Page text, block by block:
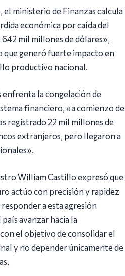
el ministerio de Finanzas calcula
económica por caída del
mil millones de dólares»,
que generó fuerte impacto en
productivo nacional.
enfrenta la congelación de
financiero, «a comienzo de
registrado 22 mil millones de
extranjeros, pero llegaron a
William Castillo expresó que
actúo con precisión y rapidez
responder a esta agresión
avanzar hacia la
el objetivo de consolidar el
y no depender únicamente de